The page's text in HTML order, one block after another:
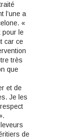
l’une a
«
pour le
car ce
très
que
et de
Je les
de